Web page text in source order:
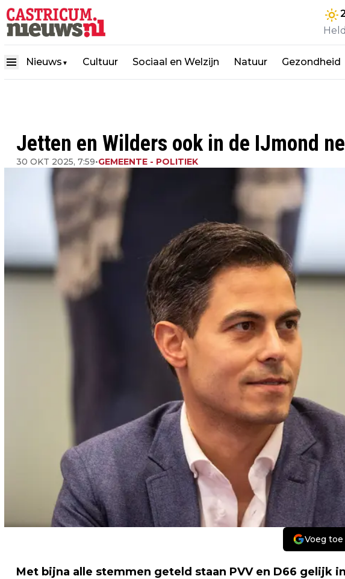
Nieuws ▼ Cultuur Sociaal en Welzijn Natuur Gezondheid
Jetten en Wilders ook in de IJmond
30 OKT 2025, 7:59•GEMEENTE - POLITIEK
Voeg
Met bijna alle stemmen geteld staan PVV en D66 gelijk